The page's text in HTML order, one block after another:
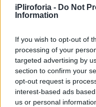
iPliroforia - Do Not
Information
If you wish to opt-out of
processing of your
targeted advertising by
section to confirm your
opt-out request is
interest-based ads
us or personal
Συνεντεύξεις
Τζεφ Μοντάνα:
να σου πει